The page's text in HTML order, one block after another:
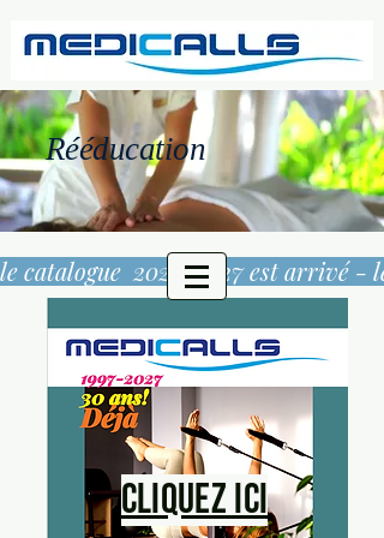
Rééducation
le catalogue  2026/2027 est arrivé -
Cliquez ici